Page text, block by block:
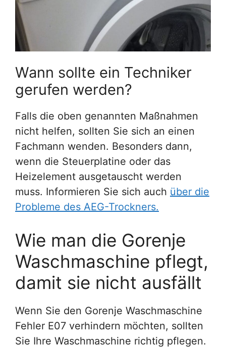
Wann sollte ein Techniker
gerufen werden?
Falls die oben genannten Maßnahmen
nicht helfen, sollten Sie sich an einen
Fachmann wenden. Besonders dann,
wenn die Steuerplatine oder das
Heizelement ausgetauscht werden
muss. Informieren Sie sich auch über die
Probleme des AEG-Trockners.
Wie man die Gorenje
Waschmaschine pflegt,
damit sie nicht ausfällt
Wenn Sie den Gorenje Waschmaschine
Fehler E07 verhindern möchten, sollten
Sie Ihre Waschmaschine richtig pflegen.